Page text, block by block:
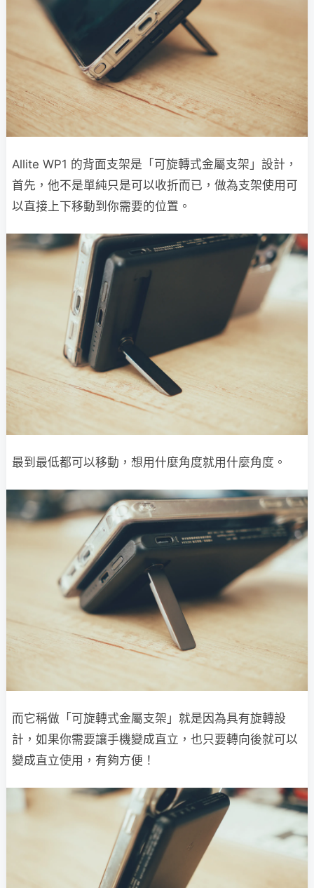
Allite WP1 的背面支架是「可旋轉式金屬支架」設計，
首先，他不是單純只是可以收折而已，做為支架使用可
以直接上下移動到你需要的位置。
最到最低都可以移動，想用什麼角度就用什麼角度。
而它稱做「可旋轉式金屬支架」就是因為具有旋轉設
計，如果你需要讓手機變成直立，也只要轉向後就可以
變成直立使用，有夠方便！